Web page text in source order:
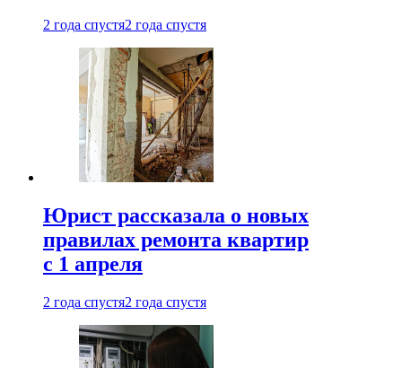
2 года спустя2 года спустя
Юрист рассказала о новых
правилах ремонта квартир
с 1 апреля
2 года спустя2 года спустя